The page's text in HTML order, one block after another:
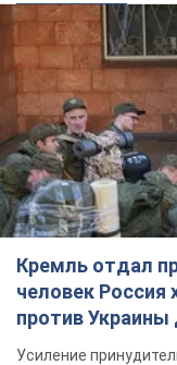
Кремль отдал
человек Россия
против Украины
Усиление